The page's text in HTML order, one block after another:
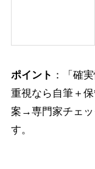
ポイント ：「確
重視なら自筆＋
案→専門家チェ
す。